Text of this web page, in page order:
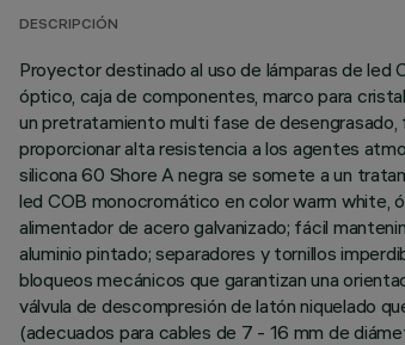
DESCRIPCIÓN
Proyector destinado al uso de lámparas de
óptico, caja de componentes, marco para
un pretratamiento multi fase de desengrasado,
proporcionar alta resistencia a los agentes
silicona 60 Shore A negra se somete a un
led COB monocromático en color warm white,
alimentador de acero galvanizado; fácil
aluminio pintado; separadores y tornillos
bloqueos mecánicos que garantizan una
válvula de descompresión de latón niquelado
(adecuados para cables de 7 - 16 mm de